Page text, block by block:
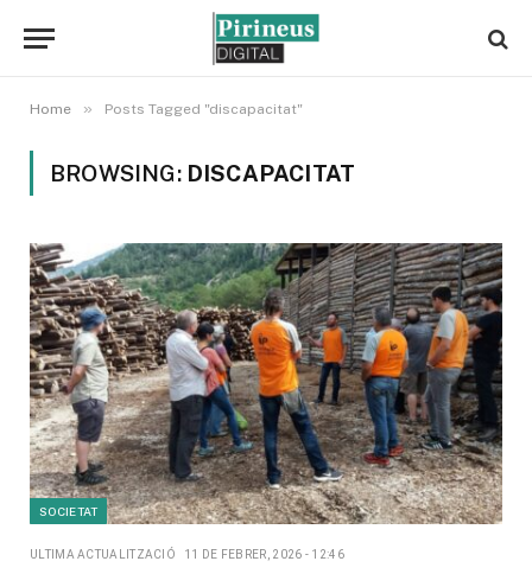
Home » Posts Tagged "discapacitat"
BROWSING: DISCAPACITAT
SOCIETAT
ULTIMA ACTUALITZACIÓ 11 DE FEBRER, 2026 - 12:46